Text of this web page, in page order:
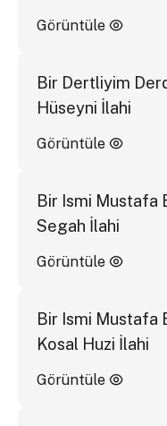
Görüntüle
Bir Dertliyim
Hüseyni İlahi
Görüntüle
Bir Ismi Mustafa
Segah İlahi
Görüntüle
Bir Ismi Mustafa
Kosal Huzi İlahi
Görüntüle